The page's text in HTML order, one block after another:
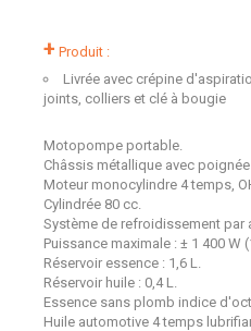
+ Produit :
Livrée avec crépine
joints, colliers et clé à bougie
Motopompe portable.
Châssis métallique avec
Moteur monocylindre 4 temps,
Cylindrée 80 cc.
Système de refroidissement par
Puissance maximale : ± 1 400 W
Réservoir essence : 1,6 L.
Réservoir huile : 0,4 L.
Essence sans plomb indice
Huile automotive 4 temps